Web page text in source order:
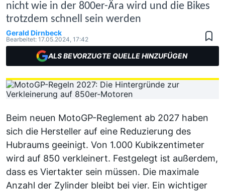
nicht wie in der 800er-Ära wird und die Bikes
trotzdem schnell sein werden
Gerald Dirnbeck
Bearbeitet: 17.05.2024, 17:42
ALS BEVORZUGTE QUELLE HINZUFÜGEN
Beim neuen MotoGP-Reglement ab 2027 haben
sich die Hersteller auf eine Reduzierung des
Hubraums geeinigt. Von 1.000 Kubikzentimeter
wird auf 850 verkleinert. Festgelegt ist außerdem,
dass es Viertakter sein müssen. Die maximale
Anzahl der Zylinder bleibt bei vier. Ein wichtiger